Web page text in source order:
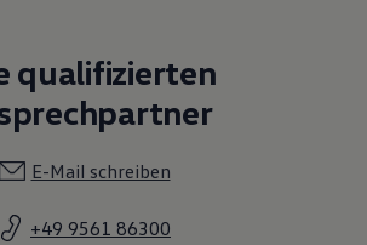
qualifizierten
E-Mail schreiben
+49 9561 86300